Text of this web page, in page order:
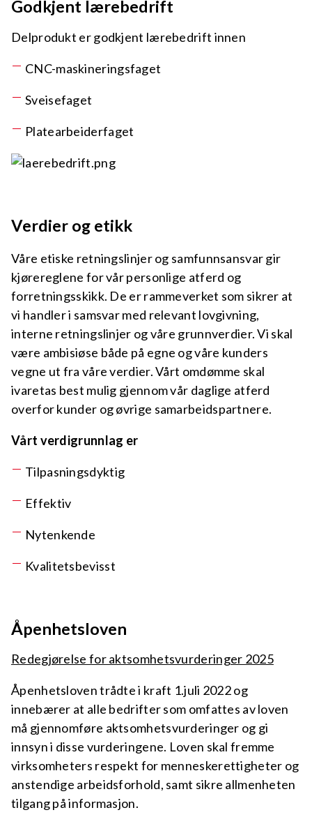
Godkjent lærebedrift
Delprodukt er godkjent lærebedrift innen
CNC-maskineringsfaget
Sveisefaget
Platearbeiderfaget
Verdier og etikk
Våre etiske retningslinjer og samfunnsansvar gir
kjørereglene for vår personlige atferd og
forretningsskikk. De er rammeverket som sikrer at
vi handler i samsvar med relevant lovgivning,
interne retningslinjer og våre grunnverdier. Vi skal
være ambisiøse både på egne og våre kunders
vegne ut fra våre verdier. Vårt omdømme skal
ivaretas best mulig gjennom vår daglige atferd
overfor kunder og øvrige samarbeidspartnere.
Vårt verdigrunnlag er
Tilpasningsdyktig
Effektiv
Nytenkende
Kvalitetsbevisst
Åpenhetsloven
Redegjørelse for aktsomhetsvurderinger 2025
Åpenhetsloven trådte i kraft 1.juli 2022 og
innebærer at alle bedrifter som omfattes av loven
må gjennomføre aktsomhetsvurderinger og gi
innsyn i disse vurderingene. Loven skal fremme
virksomheters respekt for menneskerettigheter og
anstendige arbeidsforhold, samt sikre allmenheten
tilgang på informasjon.